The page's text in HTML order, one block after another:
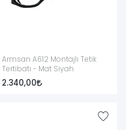
Armsan A612 Montajlı Tetik
Tertibatı - Mat Siyah
2.340,00